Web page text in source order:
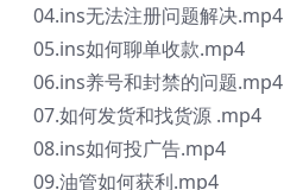
04.ins无法注册问题解决.mp4
05.ins如何聊单收款.mp4
06.ins养号和封禁的问题.mp4
07.如何发货和找货源 .mp4
08.ins如何投广告.mp4
09.油管如何获利.mp4